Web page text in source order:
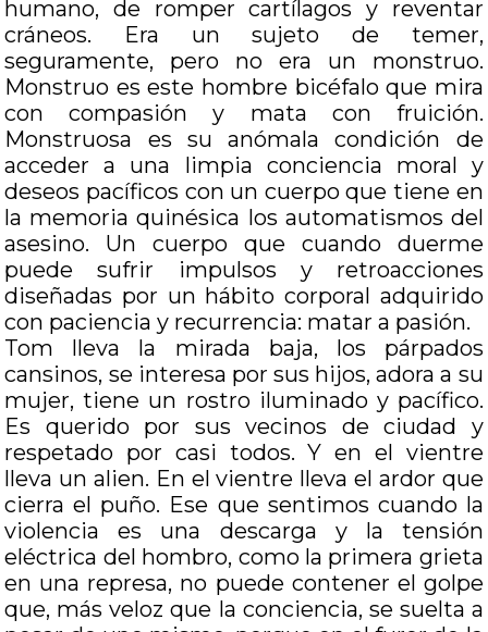
humano, de romper cartílagos y reventar
cráneos. Era un sujeto de temer,
seguramente, pero no era un monstruo.
Monstruo es este hombre bicéfalo que mira
con compasión y mata con fruición.
Monstruosa es su anómala condición de
acceder a una limpia conciencia moral y
deseos pacíficos con un cuerpo que tiene en
la memoria quinésica los automatismos del
asesino. Un cuerpo que cuando duerme
puede sufrir impulsos y retroacciones
diseñadas por un hábito corporal adquirido
con paciencia y recurrencia: matar a pasión.
Tom lleva la mirada baja, los párpados
cansinos, se interesa por sus hijos, adora a su
mujer, tiene un rostro iluminado y pacífico.
Es querido por sus vecinos de ciudad y
respetado por casi todos. Y en el vientre
lleva un alien. En el vientre lleva el ardor que
cierra el puño. Ese que sentimos cuando la
violencia es una descarga y la tensión
eléctrica del hombro, como la primera grieta
en una represa, no puede contener el golpe
que, más veloz que la conciencia, se suelta a